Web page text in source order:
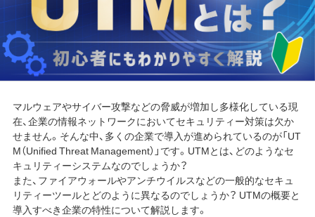
マルウェアやサイバー攻撃などの脅威が増加し多様化している現
在、企業の情報ネットワークにおいてセキュリティー対策は欠か
せません。そんな中、多くの企業で導入が進められているのが「UT
M（Unified Threat Management）」です。UTMとは、どのようなセ
キュリティーシステムなのでしょうか？
また、ファイアウォールやアンチウイルスなどの一般的なセキュ
リティーツールとどのように異なるのでしょうか？ UTMの概要と
導入すべき企業の特性について解説します。